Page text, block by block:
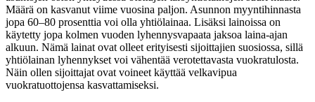
Määrä on kasvanut viime vuosina paljon. Asunnon myyntihinnasta
jopa 60–80 prosenttia voi olla yhtiölainaa. Lisäksi lainoissa on
käytetty jopa kolmen vuoden lyhennysvapaata jaksoa laina-ajan
alkuun. Nämä lainat ovat olleet erityisesti sijoittajien suosiossa, sillä
yhtiölainan lyhennykset voi vähentää verotettavasta vuokratulosta.
Näin ollen sijoittajat ovat voineet käyttää velkavipua
vuokratuottojensa kasvattamiseksi.